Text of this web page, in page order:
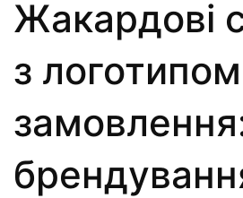
Жакардові
з